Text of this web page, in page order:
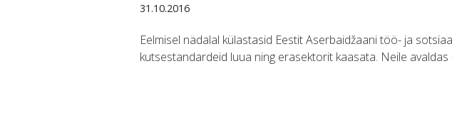
31.10.2016
Eelmisel nädalal külastasid Eestit Aserbaidžaani töö- ja
kutsestandardeid luua ning erasektorit kaasata. Neile